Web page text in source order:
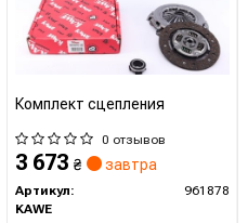
Комплект сцепления
0 отзывов
3 673 ₴ завтра
Артикул:
961878
KAWE